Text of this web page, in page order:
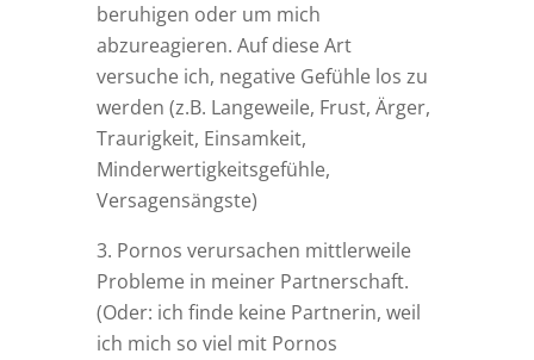
beruhigen oder um mich
abzureagieren. Auf diese Art
versuche ich, negative Gefühle los zu
werden (z.B. Langeweile, Frust, Ärger,
Traurigkeit, Einsamkeit,
Minderwertigkeitsgefühle,
Versagensängste)
Pornos verursachen mittlerweile
Probleme in meiner Partnerschaft.
(Oder: ich finde keine Partnerin, weil
ich mich so viel mit Pornos